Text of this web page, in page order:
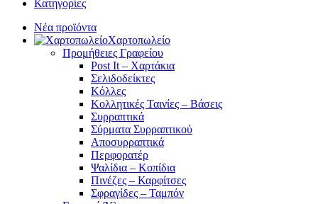
Κατηγορίες
Νέα προϊόντα
Χαρτοπωλείο
Προμήθειες Γραφείου
Post It – Χαρτάκια
Σελιδοδείκτες
Κόλλες
Κολλητικές Ταινίες – Βάσεις
Συρραπτικά
Σύρματα Συρραπτικού
Αποσυρραπτικά
Περφορατέρ
Ψαλίδια – Κοπίδια
Πινέζες – Καρφίτσες
Σφραγίδες – Ταμπόν